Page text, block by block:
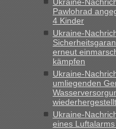
Originalverpackt ist und
keine Probleme geben“
Recht, Visa und
gebrauchter Kleidung
„Hallo Leute, ich weiß
Anfrage. Ich möchte 4
Straßen Kleidung bei der
mitnehmen. Es ist
Pawlohrad
4 Kinder
Ukraine-
erneut
kämpfen
Ukraine-
umliegenden
wiederhergestellt
Ukraine-
eines